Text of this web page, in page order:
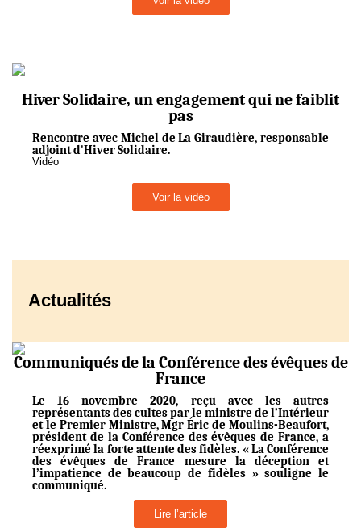
Hiver Solidaire, un engagement qui ne faiblit
pas
Rencontre avec Michel de La Giraudière, responsable
adjoint d'Hiver Solidaire.
Vidéo
Voir la vidéo
Actualités
Communiqués de la Conférence des évêques de
France
Le 16 novembre 2020, reçu avec les autres
représentants des cultes par le ministre de l’Intérieur
et le Premier Ministre, Mgr Éric de Moulins-Beaufort,
président de la Conférence des évêques de France, a
réexprimé la forte attente des fidèles. « La Conférence
des évêques de France mesure la déception et
l’impatience de beaucoup de fidèles » souligne le
communiqué.
Lire l’article